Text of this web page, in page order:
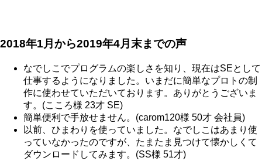
2018年1月から2019年4月末までの声
なでしこでプログラムの楽しさを知り、現在はSEとして
仕事するようになりました。いまだに簡単なプロトの制
作に使わせていただいております。ありがとうございま
す。(こころ様 23才 SE)
簡単便利で手放せません。(carom120様 50才 会社員)
以前、ひまわりを使っていました。なでしこはあまり使
っていなかったのですが、たまたま見つけて懐かしくて
ダウンロードしてみます。(SS様 51才)